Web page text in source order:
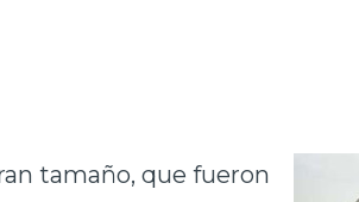
tamaño, que fueron